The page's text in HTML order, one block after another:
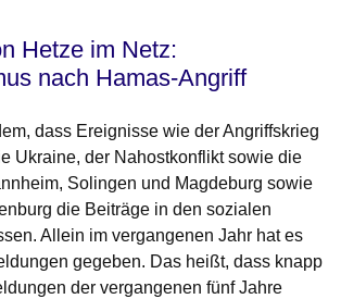
Hetze im Netz:
nach Hamas-Angriff
dass Ereignisse wie der Angriffskrieg
Ukraine, der Nahostkonflikt sowie die
Solingen und Magdeburg sowie
die Beiträge in den sozialen
Allein im vergangenen Jahr hat es
gegeben. Das heißt, dass knapp
der vergangenen fünf Jahre